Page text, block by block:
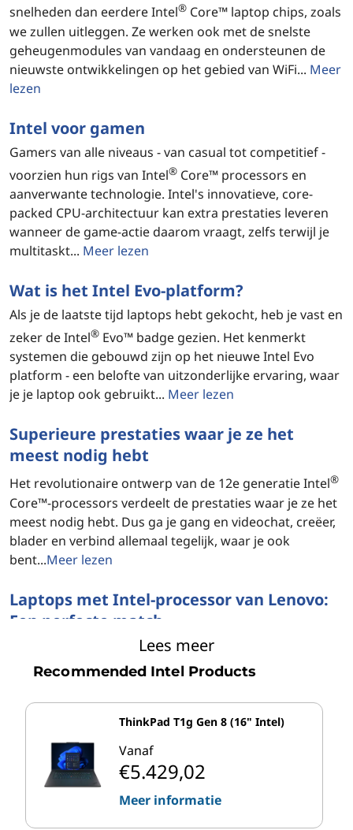
snelheden dan eerdere Intel® Core™ laptop chips, zoals
we zullen uitleggen. Ze werken ook met de snelste
geheugenmodules van vandaag en ondersteunen de
nieuwste ontwikkelingen op het gebied van WiFi... Meer
lezen
Intel voor gamen
Gamers van alle niveaus - van casual tot competitief -
voorzien hun rigs van Intel® Core™ processors en
aanverwante technologie. Intel's innovatieve, core-
packed CPU-architectuur kan extra prestaties leveren
wanneer de game-actie daarom vraagt, zelfs terwijl je
multitaskt... Meer lezen
Wat is het Intel Evo-platform?
Als je de laatste tijd laptops hebt gekocht, heb je vast en
zeker de Intel® Evo™ badge gezien. Het kenmerkt
systemen die gebouwd zijn op het nieuwe Intel Evo
platform - een belofte van uitzonderlijke ervaring, waar
je je laptop ook gebruikt... Meer lezen
Superieure prestaties waar je ze het
meest nodig hebt
Het revolutionaire ontwerp van de 12e generatie Intel®
Core™-processors verdeelt de prestaties waar je ze het
meest nodig hebt. Dus ga je gang en videochat, creëer,
blader en verbind allemaal tegelijk, waar je ook
bent...Meer lezen
Laptops met Intel-processor van Lenovo:
Een perfecte match
Op zoek naar een laptop voor thuis of op het werk die
alles kan? Overweeg dan een Lenovo laptop met een
krijg je hoge snelheden en rijke graphics, maar met
minder warmte en een langere batterijlevensduur. Voor
laptopgebruikers is een Intel-laptop van Lenovo de
perfecte combinatie...
Meer lezen
Lees meer
Recommended Intel Products
ThinkPad T1g Gen 8 (16" Intel)
Vanaf
€5.429,02
Meer informatie